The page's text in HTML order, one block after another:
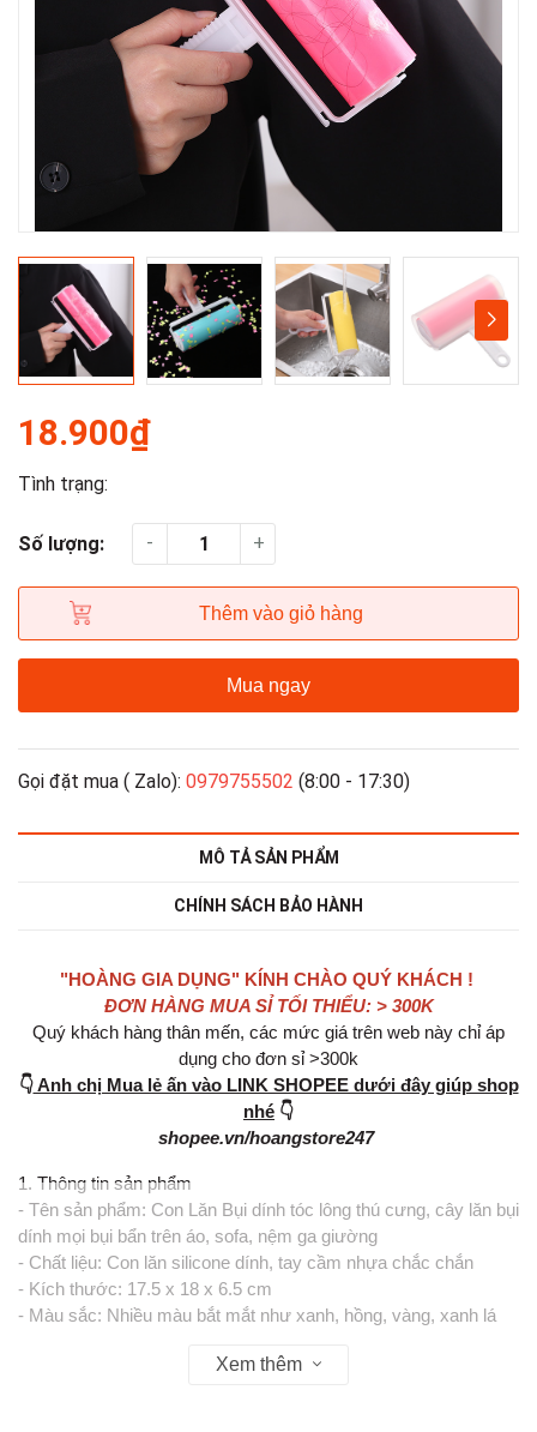
18.900₫
Tình trạng:
Số lượng: - +
Thêm vào giỏ hàng
Mua ngay
Gọi đặt mua ( Zalo): 0979755502 (8:00 - 17:30)
MÔ TẢ SẢN PHẨM
CHÍNH SÁCH BẢO HÀNH
"HOÀNG GIA DỤNG" KÍNH CHÀO QUÝ KHÁCH !
ĐƠN HÀNG MUA SỈ TỐI THIỂU: > 300K
Quý khách hàng thân mến, các mức giá trên web này chỉ áp
dụng cho đơn sỉ >300k
👇Anh chị Mua lẻ ấn vào LINK SHOPEE dưới đây giúp shop
nhé 👇
shopee.vn/hoangstore247
1. Thông tin sản phẩm
- Tên sản phẩm: Con Lăn Bụi dính tóc lông thú cưng, cây lăn bụi
dính mọi bụi bẩn trên áo, sofa, nệm ga giường
- Chất liệu: Con lăn silicone dính, tay cầm nhựa chắc chắn
- Kích thước: 17.5 x 18 x 6.5 cm
- Màu sắc: Nhiều màu bắt mắt như xanh, hồng, vàng, xanh lá
Xem thêm